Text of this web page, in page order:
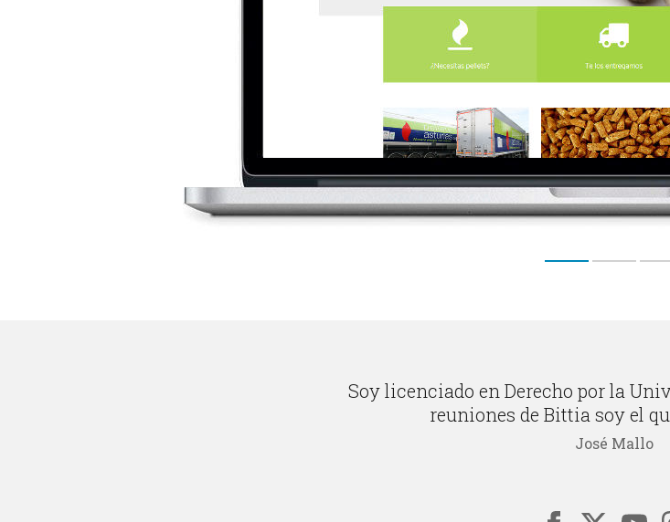
Soy licenciado en Derecho por la
reuniones de Bittia soy el
José Mallo